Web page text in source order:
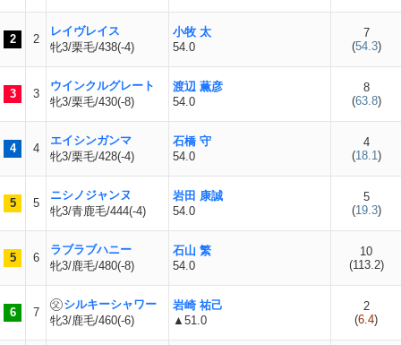
2 2
レイヴレイス
牝3/栗毛/438(-4)
小牧 太
54.0
7
(54.3)
3 3
ウインクルグレート
牝3/栗毛/430(-8)
渡辺 薫彦
54.0
8
(63.8)
4 4
エイシンガンマ
牝3/栗毛/428(-4)
石橋 守
54.0
4
(18.1)
5 5
ニシノジャンヌ
牝3/青鹿毛/444(-4)
岩田 康誠
54.0
5
(19.3)
5 6
ラブラブハニー
牝3/鹿毛/480(-8)
石山 繁
54.0
10
(113.2)
6 7
シルキーシャワー
牝3/鹿毛/460(-6)
岩崎 祐己
▲51.0
2
(6.4)